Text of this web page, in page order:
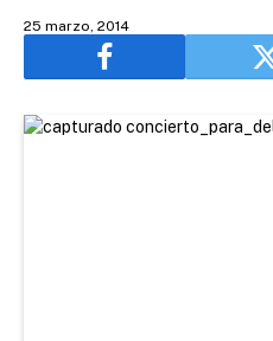
25 marzo, 2014